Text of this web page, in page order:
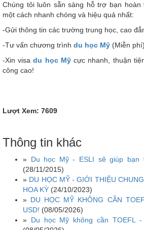
Chúng tôi luôn sẵn sàng hỗ trợ bạn hoàn
một cách nhanh chóng và hiệu quả nhất:
-Gửi thông tin các trường trung học, cao
-Tư vấn chương trình du học Mỹ (Miễn phí)
-Xin visadu học Mỹcực nhanh, thuận
công cao!
Lượt Xem: 7609
Thông tin khác
» Du học Mỹ - ESLI sẽ giúp bạn
(28/11/2015)
» DU HỌC MỸ - GIỚI THIỆU
HOA KỲ (24/10/2023)
» DU HỌC MỸ KHÔNG CẦN
USD! (08/05/2026)
» Du học Mỹ không cần TOEFL -